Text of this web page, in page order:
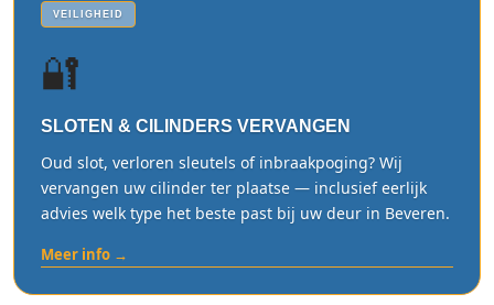
VEILIGHEID
🔐
SLOTEN & CILINDERS VERVANGEN
Oud slot, verloren sleutels of inbraakpoging? Wij
vervangen uw cilinder ter plaatse — inclusief eerlijk
advies welk type het beste past bij uw deur in Beveren.
Meer info →